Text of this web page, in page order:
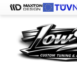
содержимому